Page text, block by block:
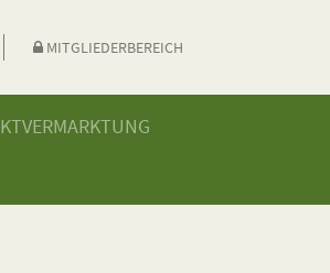
MITGLIEDERBEREICH